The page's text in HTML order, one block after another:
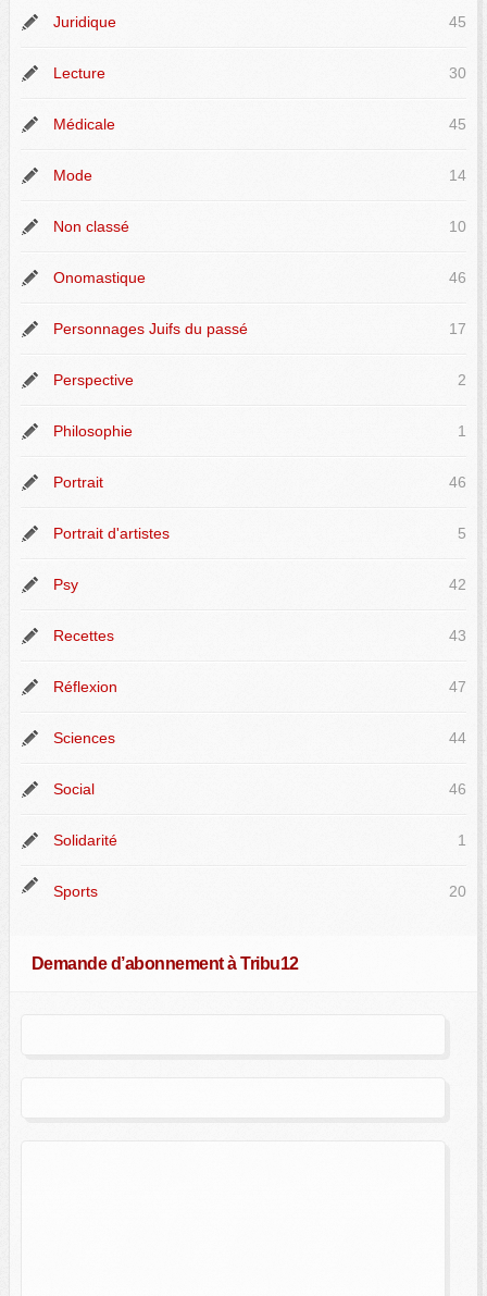
Juridique 45
Lecture 30
Médicale 45
Mode 14
Non classé 10
Onomastique 46
Personnages Juifs du passé 17
Perspective 2
Philosophie 1
Portrait 46
Portrait d'artistes 5
Psy 42
Recettes 43
Réflexion 47
Sciences 44
Social 46
Solidarité 1
Sports 20
Demande d’abonnement à Tribu12